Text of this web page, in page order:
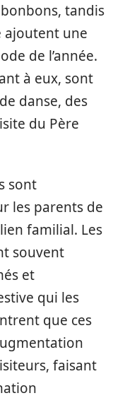
tandis
ajoutent une
de l’année.
à eux, sont
danse, des
du Père
sont
les parents de
familial. Les
souvent
et
qui les
que ces
faisant